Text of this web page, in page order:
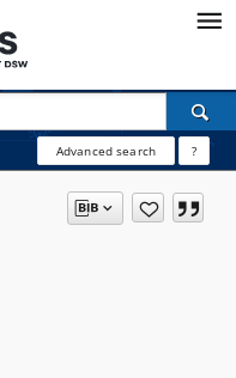
Advanced search ?